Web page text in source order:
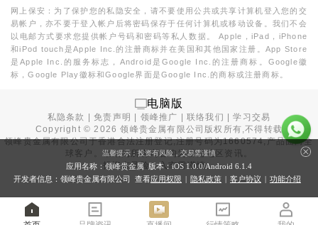
网上保安：为了保护您的私隐安全，请不要使用公共或共享计算机登入您的交
易帐户，亦不要于登入帐户后将密码保存于任何计算机或移动设备。我们不会
以电邮方式要求您提供帐户号码和密码等私人数据。 Apple，iPad，iPhone
和iPod touch是Apple Inc.的注册商标并在美国和其他国家注册。App Store
是Apple Inc.的服务标志，Android是Google Inc.的注册商标。Google徽
标，Google Play徽标和Google界面是Google Inc.的商标或注册商标。
电脑版
私隐条款 |免责声明 领峰推广 |联络我们 |学习交易
Copyright ©2026 领峰贵金属有限公司版权所有,不得转载
领峰贵金属有限公司于香港合法注册登记,注册号码为1660574,产品面向全
球客户。本站内所有内容均为香港地区资讯。
投资有风险，入市需谨慎。
温馨提示：投资有风险，交易需谨慎
应用名称：领峰贵金属 版本：iOS 1.0.0/Android 6.1.4
开发者信息：领峰贵金属有限公司 查看应用权限 | 隐私政策 | 客户协议 | 功能介绍